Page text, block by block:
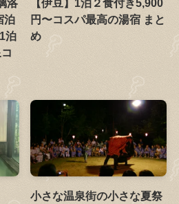
洛
泊
泊
【伊豆】1泊２食付き5,900
円〜コスパ最高の湯宿 まと
め
小さな温泉街の小さな夏祭